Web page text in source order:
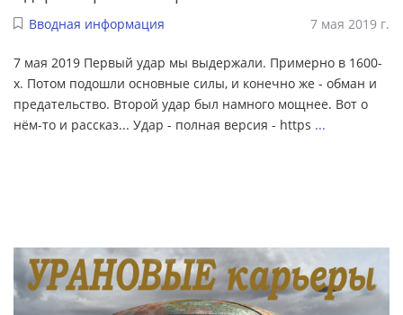
Вводная информация 7 мая 2019 г.
7 мая 2019 Первый удар мы выдержали. Примерно в 1600-
х. Потом подошли основные силы, и конечно же - обман и
предательство. Второй удар был намного мощнее. Вот о
нём-то и рассказ... Удар - полная версия - https ...